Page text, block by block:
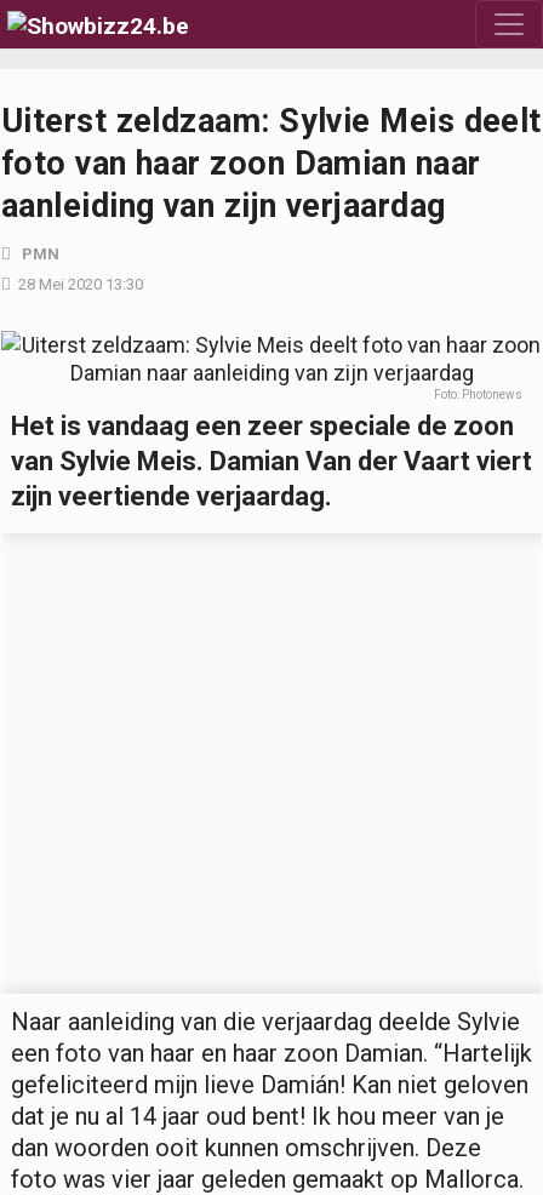
Uiterst zeldzaam: Sylvie Meis deelt
foto van haar zoon Damian naar
aanleiding van zijn verjaardag
PMN
28 Mei 2020 13:30
Foto: Photonews
Het is vandaag een zeer speciale de zoon
van Sylvie Meis. Damian Van der Vaart viert
zijn veertiende verjaardag.
Naar aanleiding van die verjaardag deelde Sylvie
een foto van haar en haar zoon Damian. “Hartelijk
gefeliciteerd mijn lieve Damián! Kan niet geloven
dat je nu al 14 jaar oud bent! Ik hou meer van je
dan woorden ooit kunnen omschrijven. Deze
foto was vier jaar geleden gemaakt op Mallorca.